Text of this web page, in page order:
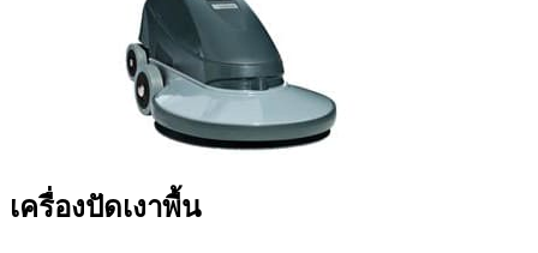
เครื่องปัดเงาพื้น